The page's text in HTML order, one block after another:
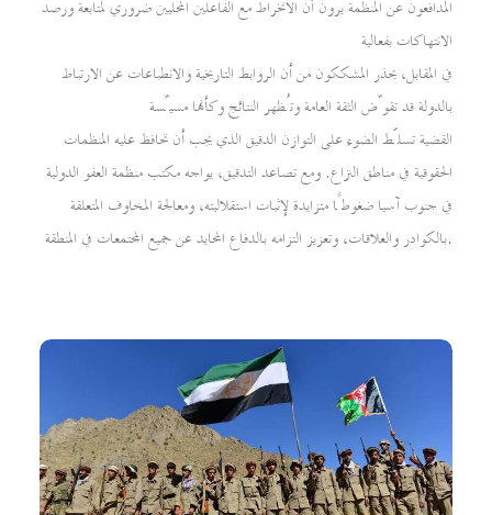
المدافعون عن المنظمة يرون أن الانخراط مع الفاعلين المحليين ضروري لمتابعة ورصد
الانتهاكات بفعالية
في المقابل، يحذر المشككون من أن الروابط التاريخية والانطباعات عن الارتباط
بالدولة قد تقوّض الثقة العامة وتُظهر النتائج وكأنها مسيّسة
القضية تسلّط الضوء على التوازن الدقيق الذي يجب أن تحافظ عليه المنظمات
الحقوقية في مناطق النزاع. ومع تصاعد التدقيق، يواجه مكتب منظمة العفو الدولية
في جنوب آسيا ضغوطًا متزايدة لإثبات استقلاليته، ومعالجة المخاوف المتعلقة
بالكوادر والعلاقات، وتعزيز التزامه بالدفاع المحايد عن جميع المجتمعات في المنطقة.